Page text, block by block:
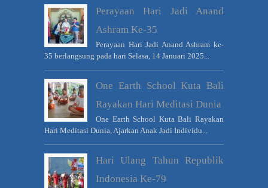
Perayaan Hari Jadi Anand
Ashram Ke-35
Perayaan Hari Jadi Anand Ashram ke-
35 berlangsung pada hari Selasa, 14 Januari 2025...
One Earth School Kuta Bali
Rayakan Hari Meditasi Dunia
One Earth School Kuta Bali Rayakan
Hari Meditasi Dunia, Ajarkan Anak Jadi Individu...
Hari Ulang Tahun Republik
Indonesia Ke-79